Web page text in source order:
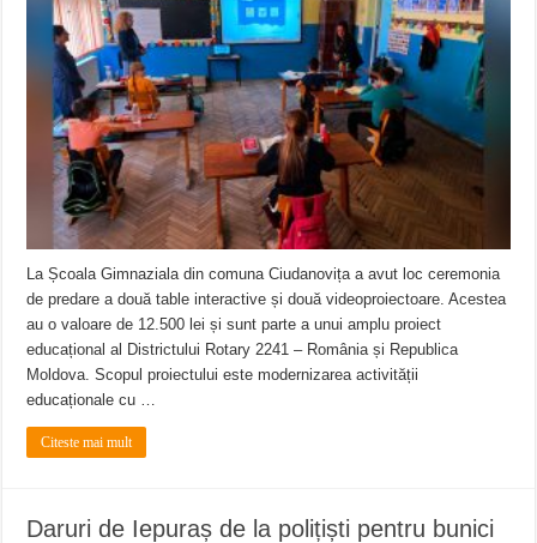
Ștrandul Termal Ring din Oravița – locul unde natura a ascuns un izvor de
Miresme de lavandă, mentă și flori de vară și râsete de copii la Carașova VIDEO
La Școala Gimnaziala din comuna Ciudanovița a avut loc ceremonia
de predare a două table interactive și două videoproiectoare. Acestea
au o valoare de 12.500 lei și sunt parte a unui amplu proiect
educațional al Districtului Rotary 2241 – România și Republica
Moldova. Scopul proiectului este modernizarea activității
educaționale cu …
Citeste mai mult
Daruri de Iepuraș de la polițiști pentru bunici